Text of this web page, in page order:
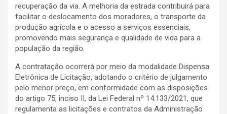
recuperação da via. A melhoria da estrada contribuirá para
facilitar o deslocamento dos moradores, o transporte da
produção agrícola e o acesso a serviços essenciais,
promovendo mais segurança e qualidade de vida para a
população da região.
A contratação ocorrerá por meio da modalidade Dispensa
Eletrônica de Licitação, adotando o critério de julgamento
pelo menor preço, em conformidade com as disposições
do artigo 75, inciso II, da Lei Federal nº 14.133/2021, que
regulamenta as licitações e contratos da Administração